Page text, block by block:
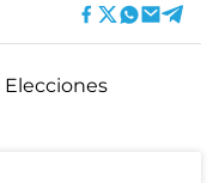
Elecciones